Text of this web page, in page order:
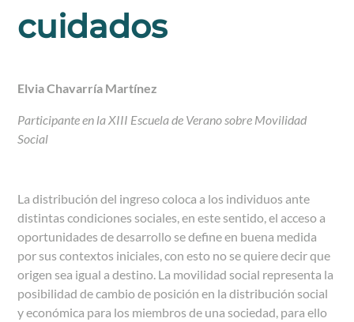
cuidados
Elvia Chavarría Martínez
Participante en la XIII Escuela de Verano sobre Movilidad
Social
La distribución del ingreso coloca a los individuos ante
distintas condiciones sociales, en este sentido, el acceso a
oportunidades de desarrollo se define en buena medida
por sus contextos iniciales, con esto no se quiere decir que
origen sea igual a destino. La movilidad social representa la
posibilidad de cambio de posición en la distribución social
y económica para los miembros de una sociedad, para ello